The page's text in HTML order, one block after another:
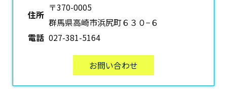
住所
〒370-0005
群馬県高崎市浜尻町６３０−６
電話 027-381-5164
お問い合わせ